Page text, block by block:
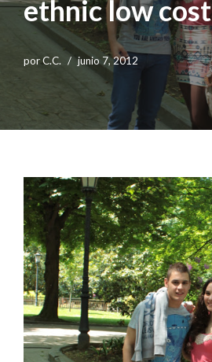
ethnic low cost
porC.C. junio 7, 2012